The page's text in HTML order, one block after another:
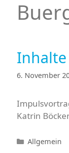
Inhalte
6. November
Katrin
Kategorien
Allgemein